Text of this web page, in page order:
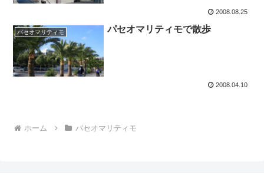
2008.08.25
パセオマリティモ パセオマリティモで散歩
2008.04.10
ホーム パセオマリティモ